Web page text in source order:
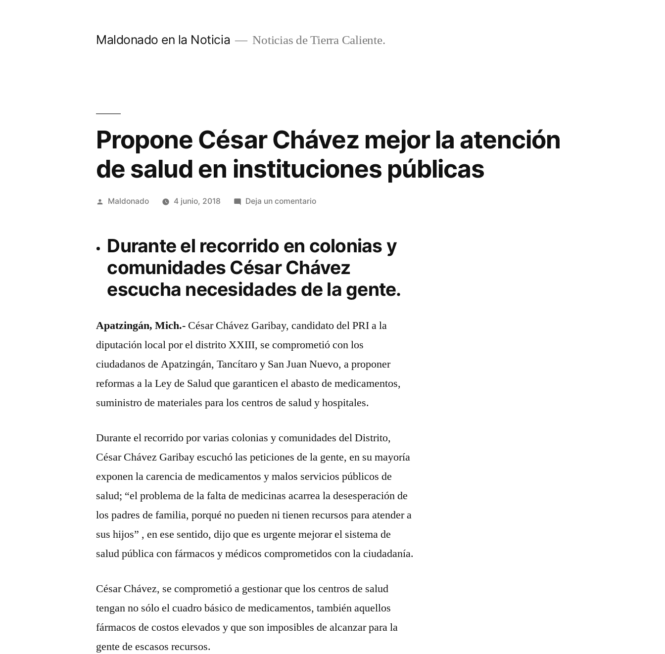
Maldonado en la Noticia Noticias de Tierra Caliente.
Propone César Chávez mejor la atención
de salud en instituciones públicas
Publicado
Maldonado 4 junio, 2018 Deja un comentarioen
Chávez
mejor
la
atención
de
en
instituciones
Durante el recorrido en colonias y
comunidades César Chávez
escucha necesidades de la gente.
Apatzingán, Mich.- César Chávez Garibay, candidato del PRI a la
diputación local por el distrito XXIII, se comprometió con los
ciudadanos de Apatzingán, Tancítaro y San Juan Nuevo, a proponer
reformas a la Ley de Salud que garanticen el abasto de medicamentos,
suministro de materiales para los centros de salud y hospitales.
Durante el recorrido por varias colonias y comunidades del Distrito,
César Chávez Garibay escuchó las peticiones de la gente, en su mayoría
exponen la carencia de medicamentos y malos servicios públicos de
salud; “el problema de la falta de medicinas acarrea la desesperación de
los padres de familia, porqué no pueden ni tienen recursos para atender a
sus hijos” , en ese sentido, dijo que es urgente mejorar el sistema de
salud pública con fármacos y médicos comprometidos con la ciudadanía.
César Chávez, se comprometió a gestionar que los centros de salud
tengan no sólo el cuadro básico de medicamentos, también aquellos
fármacos de costos elevados y que son imposibles de alcanzar para la
gente de escasos recursos.